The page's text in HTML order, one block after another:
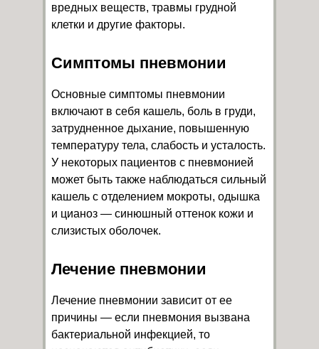
вредных веществ, травмы грудной
клетки и другие факторы.
Симптомы пневмонии
Основные симптомы пневмонии
включают в себя кашель, боль в груди,
затрудненное дыхание, повышенную
температуру тела, слабость и усталость.
У некоторых пациентов с пневмонией
может быть также наблюдаться сильный
кашель с отделением мокроты, одышка
и цианоз — синюшный оттенок кожи и
слизистых оболочек.
Лечение пневмонии
Лечение пневмонии зависит от ее
причины — если пневмония вызвана
бактериальной инфекцией, то